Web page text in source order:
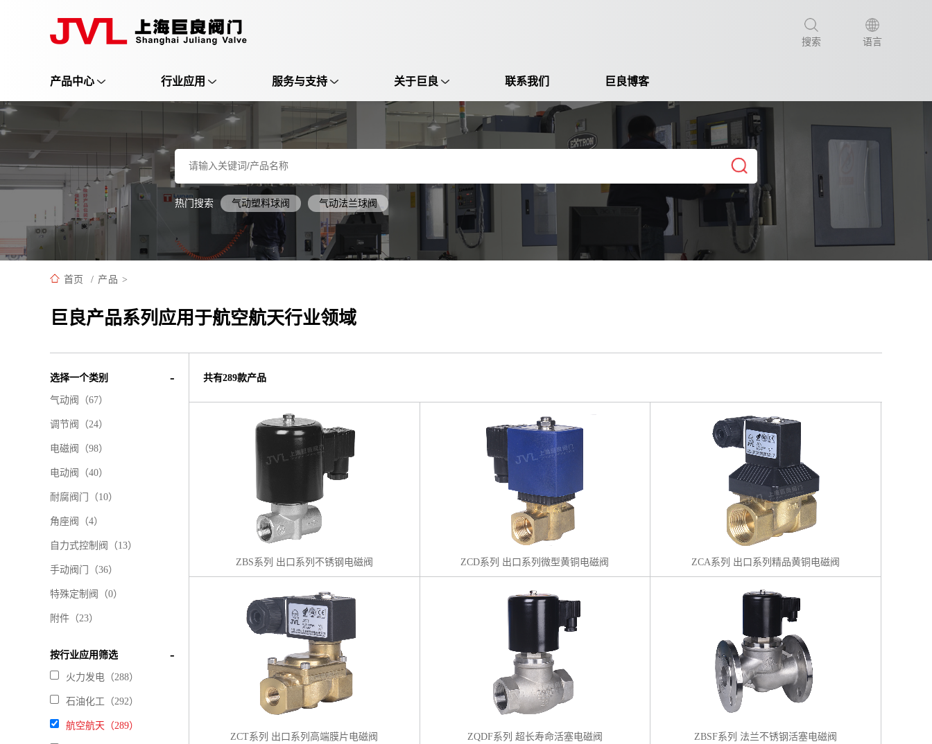
搜索 语言
产品中心 行业应用 服务与支持 关于巨良 联系我们 巨良博客
选择语言:
中文 / Chinese
热门搜索 气动塑料球阀 气动法兰球阀
首页 / 产品 >
巨良产品系列应用于航空航天行业领域
选择一个类别
气动阀 （67）
调节阀 （24）
电磁阀 （98）
电动阀 （40）
耐腐阀门 （10）
角座阀 （4）
自力式控制阀 （13）
手动阀门 （36）
特殊定制阀 （0）
附件 （23）
按行业应用筛选
火力发电（288）
石油化工（292）
航空航天（289）
共有289款产品
ZBS系列 出口系列不锈钢电磁阀 ZCD系列 出口系列微型黄铜电磁阀 ZCA系列 出口系列精品黄铜电磁阀
ZCT系列 出口系列高端膜片电磁阀 ZQDF系列 超长寿命活塞电磁阀 ZBSF系列 法兰不锈钢活塞电磁阀